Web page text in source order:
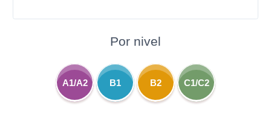
Por nivel
A1/A2 B1 B2 C1/C2